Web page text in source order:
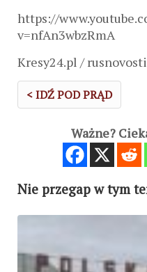
https://
v=nfAn3wbzRmA
Kresy24.pl /
< IDŹ POD PRĄD
Ważne?
Nie przegap w tym